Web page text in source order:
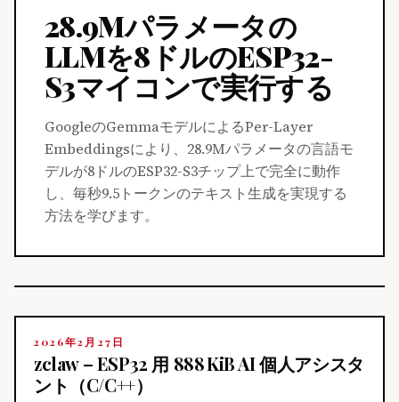
28.9Mパラメータの
LLMを8ドルのESP32-
S3マイコンで実行する
GoogleのGemmaモデルによるPer-Layer
Embeddingsにより、28.9Mパラメータの言語モ
デルが8ドルのESP32-S3チップ上で完全に動作
し、毎秒9.5トークンのテキスト生成を実現する
方法を学びます。
2026年2月27日
zclaw – ESP32 用 888 KiB AI 個人アシスタ
ント（C/C++）